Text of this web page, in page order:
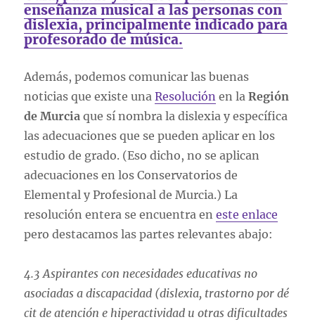
enseñanza musical a las personas con
dislexia, principalmente indicado para
profesorado de música.
Además, podemos comunicar las buenas
noticias que existe unaResolución en laRegión
de Murcia que sí nombra la dislexia y específica
las adecuaciones que se pueden aplicar en los
estudio de grado. (Eso dicho, no se aplican
adecuaciones en los Conservatorios de
Elemental y Profesional de Murcia.) La
resolución entera se encuentra eneste enlace
pero destacamos las partes relevantes abajo:
4.3 Aspirantes con necesidades educativas no
asociadas a discapacidad (dislexia, trastorno por dé
cit de atención e hiperactividad u otras dificultades